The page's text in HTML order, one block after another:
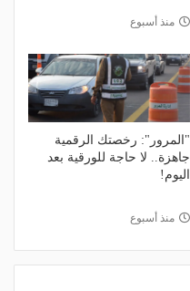
منذ أسبوع
"المرور": رخصتك الرقمية
جاهزة.. لا حاجة للورقية بعد
اليوم!
منذ أسبوع